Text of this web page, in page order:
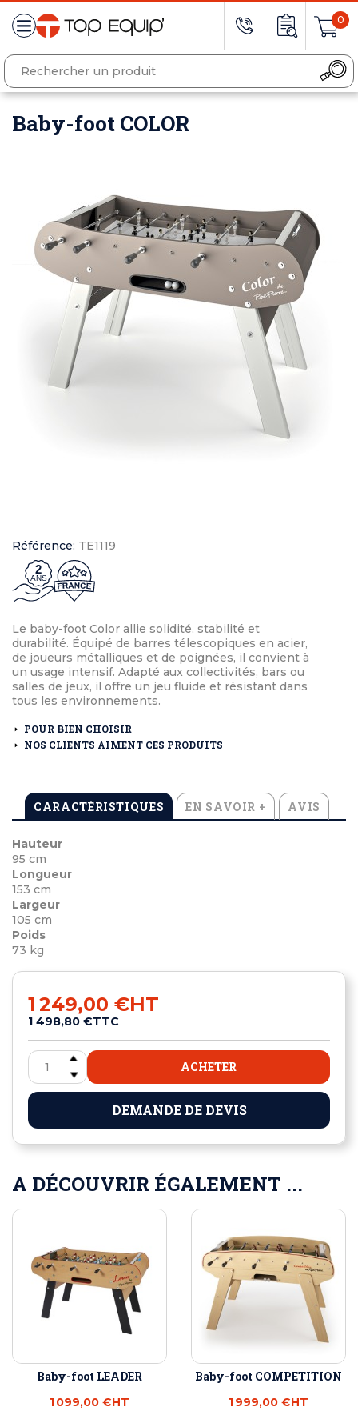
0
Baby-foot COLOR
Référence: TE1119
2
ANS
Le baby-foot Color allie solidité, stabilité et
durabilité. Équipé de barres télescopiques en acier,
de joueurs métalliques et de poignées, il convient à
un usage intensif. Adapté aux collectivités, bars ou
salles de jeux, il offre un jeu fluide et résistant dans
tous les environnements.
POUR BIEN CHOISIR
NOS CLIENTS AIMENT CES PRODUITS
CARACTÉRISTIQUES EN SAVOIR + AVIS
Hauteur
95 cm
Longueur
153 cm
Largeur
105 cm
Poids
73 kg
1 249,00 €HT
1 498,80 €TTC
ACHETER
DEMANDE DE DEVIS
A DÉCOUVRIR ÉGALEMENT ...
Baby-foot LEADER
1 099,00 €HT
Baby-foot COMPETITION
1 999,00 €HT